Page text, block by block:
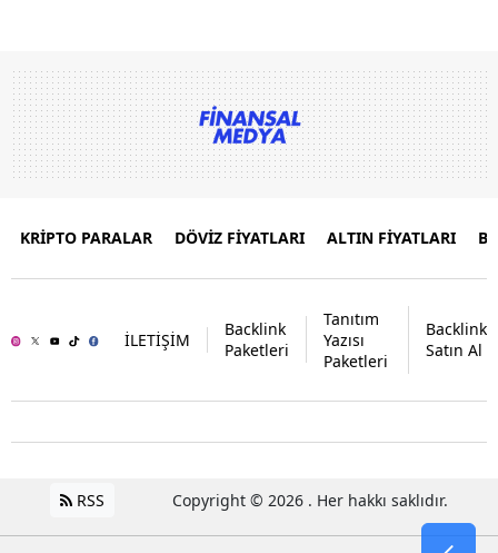
KRİPTO PARALAR DÖVİZ FİYATLARI ALTIN FİYATLARI
İLETİŞİM
Backlink
Paketleri
Tanıtım
Yazısı
Paketleri
Backlink
Satın Al
RSS Copyright © 2026 . Her hakkı saklıdır.